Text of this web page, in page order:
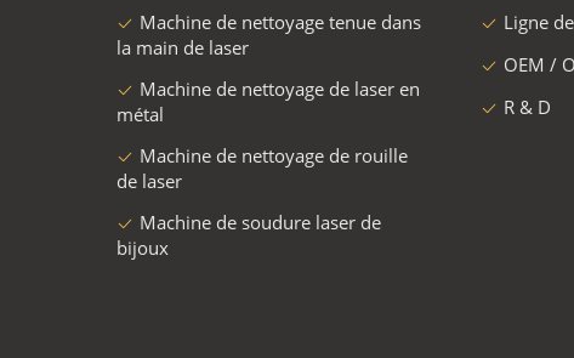
Machine de nettoyage tenue dans
la main de laser
Machine de nettoyage de laser en
métal
Machine de nettoyage de rouille
de laser
Machine de soudure laser de
bijoux
Ligne
OEM /
R & D